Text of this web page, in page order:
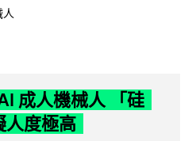
人
成人機械人 「硅
人度極高